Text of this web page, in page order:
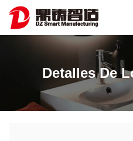
Detalles De